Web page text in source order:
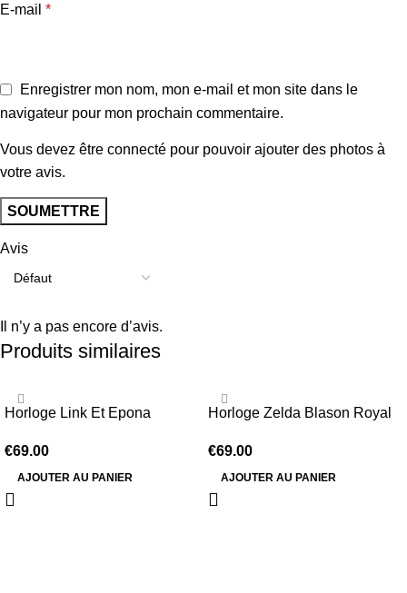
Avis
Il n’y a pas encore d’avis.
E-mail *
Enregistrer mon nom, mon e-mail et mon site dans le
navigateur pour mon prochain commentaire.
Vous devez être connecté pour pouvoir ajouter des photos à
votre avis.
Produits similaires
Horloge Link Et Epona
€69.00
AJOUTER AU PANIER
Horloge Zelda Blason Royal
€69.00
AJOUTER AU PANIER